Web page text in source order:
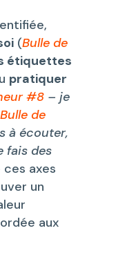
(Bulle de
étiquettes
pratiquer
#8– je
Bulle de
à écouter,
fais des
ces axes
un
aux